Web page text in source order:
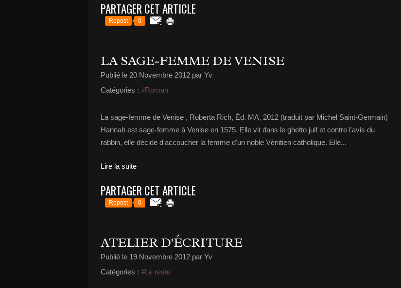
PARTAGER CET ARTICLE
Repost 0
LA SAGE-FEMME DE VENISE
Publié le 20 Novembre 2012 par Yv
Catégories : #Roman
La sage-femme de Venise , Roberta Rich, Éd. MA, 2012 (traduit par Michel Saint-Germain)
Hannah est sage-femme à Venise en 1575. Elle vit dans le ghetto juif et contre l'avis du
rabbin, elle décide d'accoucher la femme d'un noble Vénitien catholique. Elle...
Lire la suite
PARTAGER CET ARTICLE
Repost 0
ATELIER D'ÉCRITURE
Publié le 19 Novembre 2012 par Yv
Catégories : #Le reste